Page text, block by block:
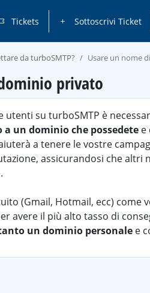
Tickets Sottoscrivi Ticket
da turboSMTP? Usare un nome
privato
utenti su turboSMTP è
a un dominio che possedete e
a tenere le vostre
assicurandosi che altri
(Gmail, Hotmail, ecc)
avere il più alto tasso di
un dominio personale e